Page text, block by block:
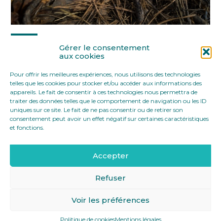
Gérer le consentement
aux cookies
Pour offrir les meilleures expériences, nous utilisons des technologies
telles que les cookies pour stocker et/ou accéder aux informations des
appareils. Le fait de consentir à ces technologies nous permettra de
traiter des données telles que le comportement de navigation ou les ID
uniques sur ce site. Le fait de ne pas consentir ou de retirer son
consentement peut avoir un effet négatif sur certaines caractéristiques
et fonctions.
Accepter
Refuser
Voir les préférences
Politique de cookiesMentions légales
FaceBook
TwitterLinkedIn
MENTIONS LÉGALES